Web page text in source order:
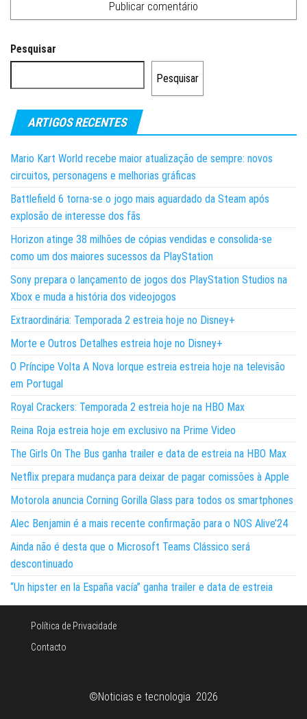
Pesquisar
Pesquisar
ARTIGOS RECENTES
Mario Kart World recebe maior atualização de sempre: novos
circuitos, personagens e melhorias gráficas
Battlefield 6 torna-se o jogo mais aguardado da Steam após
explosão de interesse dos fãs
Horizon atinge 38 milhões de cópias vendidas e consolida-se
como um dos maiores sucessos da PlayStation
Sony prepara o lançamento de jogos dos PlayStation Studios na
Xbox e muda a história dos videojogos
Extraordinária: Temporada 2 estreia hoje no Disney+
Morte e Outros Detalhes estreia hoje no Disney+
O Príncipe Volta A Nova Iorque estreia estreia hoje na televisão
em Portugal
Royal Crackers: Temporada 2 estreia hoje na HBO Max
Reina Roja estreia hoje em exclusivo na Prime Video
The Girls On The Bus ganha trailer e data de estreia na HBO Max
Netflix prepara mudança para deixar de pagar comissões à Apple
Motorola anuncia Corning Gorilla Glass para todos os smartphones
Alec Benjamin é a mais recente confirmação para o NOS Alive’24
Ainda não é desta que o Microsoft Teams Clássico será
descontinuado
“Un hipster en la España vacía” ganha trailer e data de estreia
Política de Privacidade
Contacto
©Noticias e tecnologia 2026